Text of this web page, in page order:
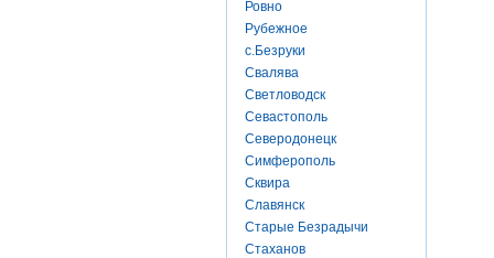
Ровно
Рубежное
с.Безруки
Свалява
Светловодск
Севастополь
Северодонецк
Симферополь
Сквира
Славянск
Старые Безрадычи
Стаханов